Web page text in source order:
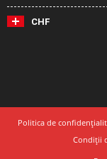
CHF
Politica de
Condiții